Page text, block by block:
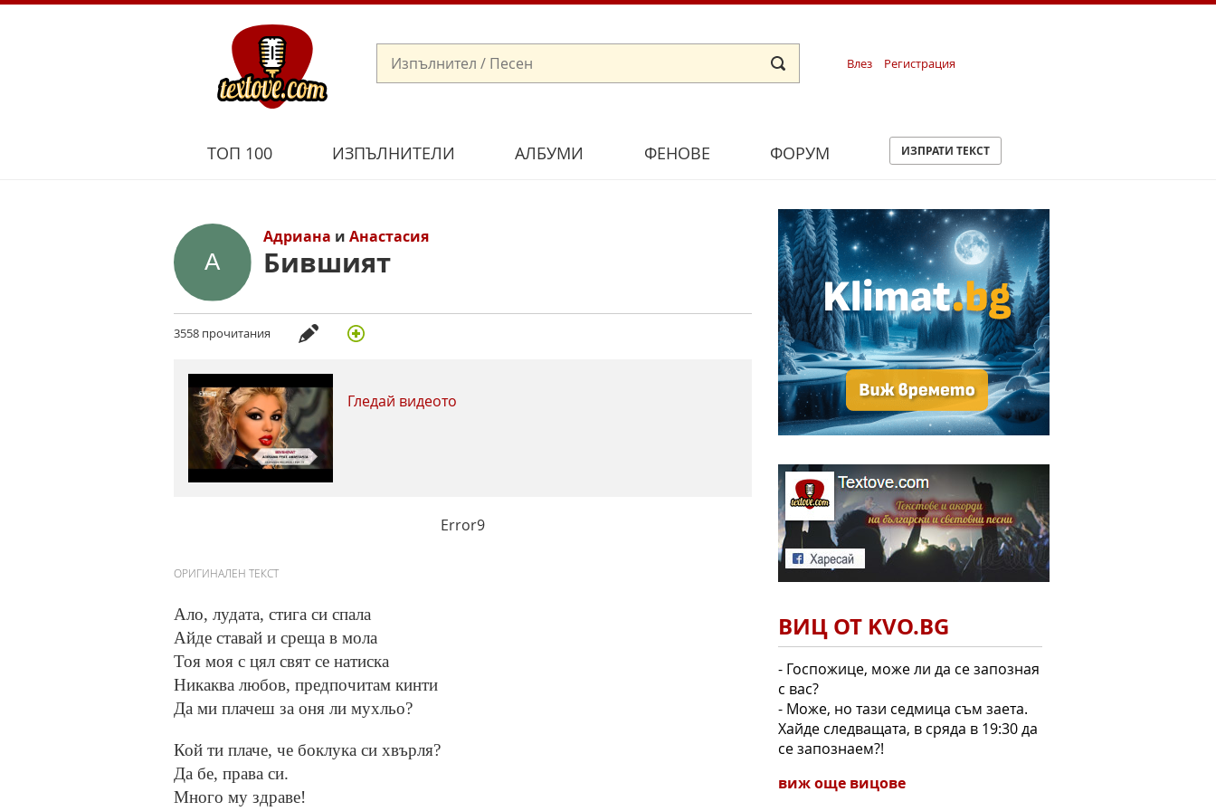
Влез Регистрация
ТОП 100 ИЗПЪЛНИТЕЛИ АЛБУМИ ФЕНОВЕ ФОРУМ ИЗПРАТИ ТЕКСТ
Адриана иАнастасия
Бившият
3558 прочитания
Гледай видеото
Error9
ОРИГИНАЛЕН ТЕКСТ
Ало, лудата, стига си спала
Айде ставай и среща в мола
Тоя моя с цял свят се натиска
Никаква любов, предпочитам кинти
Да ми плачеш за оня ли мухльо?
Кой ти плаче, че боклука си хвърля?
Да бе, права си.
Много му здраве!
ВИЦ ОТ KVO.BG
- Госпожице, може ли да се запозная
с вас?
- Може, но тази седмица съм заета.
Хайде следващата, в сряда в 19:30 да
се запознаем?!
виж още вицове